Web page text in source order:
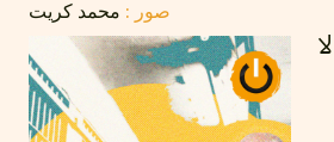
صور : محمد كريت